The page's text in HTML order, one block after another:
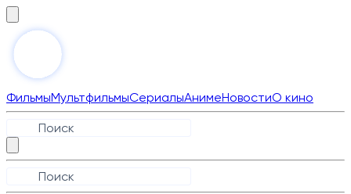
ФильмыМультфильмыСериалыАнимеНовостиО кино